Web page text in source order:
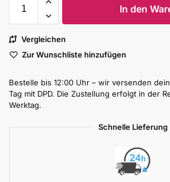
In den
Vergleichen
Zur Wunschliste hinzufügen
Bestelle bis 12:00 Uhr – wir versenden
Tag mit DPD. Die Zustellung erfolgt in der
Werktag.
Schnelle Lieferung